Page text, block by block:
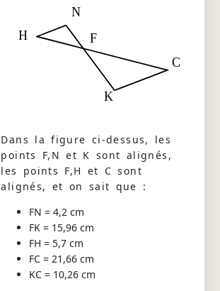
C
F
K
N
H
Dans la figure ci-dessus, les
points F,N et K sont alignés,
les points F,H et C sont
alignés, et on sait que :
FN = 4,2 cm
FK = 15,96 cm
FH = 5,7 cm
FC = 21,66 cm
KC = 10,26 cm